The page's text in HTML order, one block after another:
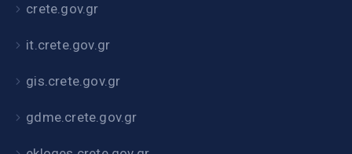
crete.gov.gr
it.crete.gov.gr
gis.crete.gov.gr
gdme.crete.gov.gr